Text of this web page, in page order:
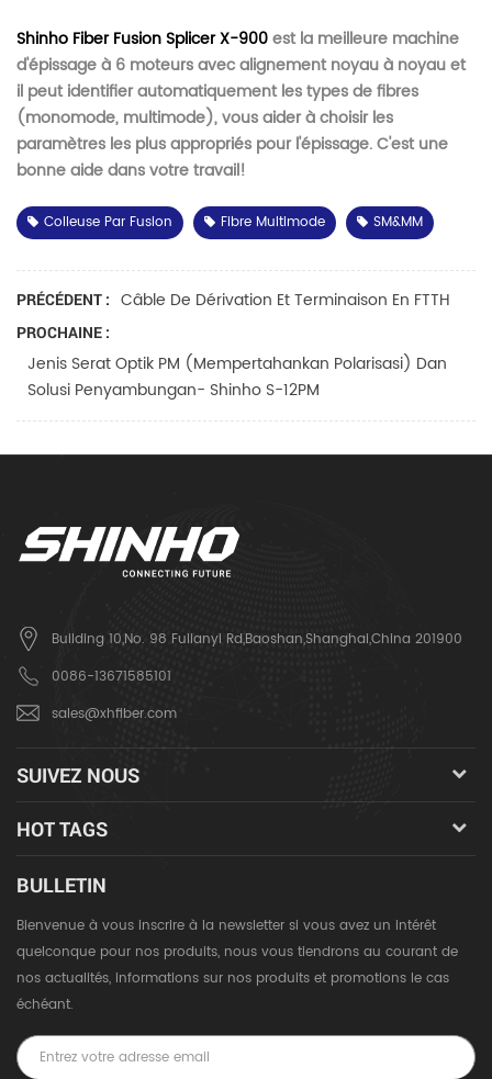
Shinho Fiber Fusion Splicer X-900est la meilleure machine
d'épissage à 6 moteurs avec alignement noyau à noyau et
il peut identifier automatiquement les types de fibres
(monomode, multimode), vous aider à choisir les
paramètres les plus appropriés pour l'épissage. C'est une
bonne aide dans votre travail!
Colleuse Par Fusion Fibre Multimode SM&MM
PRÉCÉDENT : Câble De Dérivation Et Terminaison En FTTH
PROCHAINE :
Jenis Serat Optik PM (mempertahankan Polarisasi) Dan
Solusi Penyambungan- Shinho S-12PM
Building 10,No. 98 Fulianyi Rd,Baoshan,Shanghai,China 201900
0086-13671585101
sales@xhfiber.com
SUIVEZ NOUS
HOT TAGS
BULLETIN
Bienvenue à vous inscrire à la newsletter si vous avez un intérêt
quelconque pour nos produits, nous vous tiendrons au courant de
nos actualités, informations sur nos produits et promotions le cas
échéant.